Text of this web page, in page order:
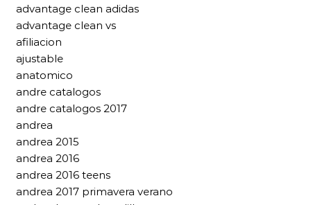
advantage clean adidas
advantage clean vs
afiliacion
ajustable
anatomico
andre catalogos
andre catalogos 2017
andrea
andrea 2015
andrea 2016
andrea 2016 teens
andrea 2017 primavera verano